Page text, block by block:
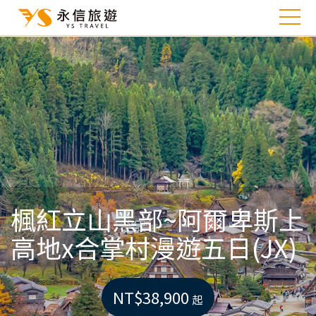
楓紅立山黑部~阿爾卑斯上
高地x合掌村漫遊五日(JX)
NT$38,900 起